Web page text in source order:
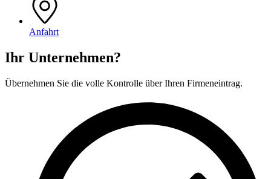
Anfahrt
Ihr Unternehmen?
Übernehmen Sie die volle Kontrolle über Ihren Firmeneintrag.